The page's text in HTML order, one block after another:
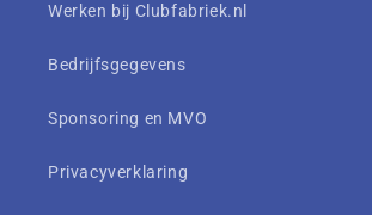
Werken bij Clubfabriek.nl
Bedrijfsgegevens
Sponsoring en MVO
Privacyverklaring